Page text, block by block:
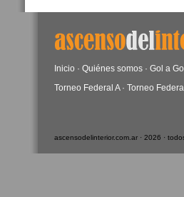
Inicio · Quiénes somos · Gol a Gol
Torneo Federal A· Torneo
ascensodelinterior.com.ar · 2026 ·